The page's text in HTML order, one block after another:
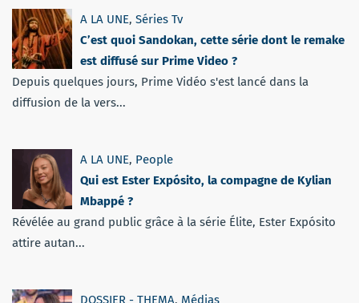
A LA UNE, Séries Tv
C’est quoi Sandokan, cette série dont le remake
est diffusé sur Prime Video ?
Depuis quelques jours, Prime Vidéo s'est lancé dans la
diffusion de la vers...
A LA UNE, People
Qui est Ester Expósito, la compagne de Kylian
Mbappé ?
Révélée au grand public grâce à la série Élite, Ester Expósito
attire autan...
DOSSIER - THEMA, Médias